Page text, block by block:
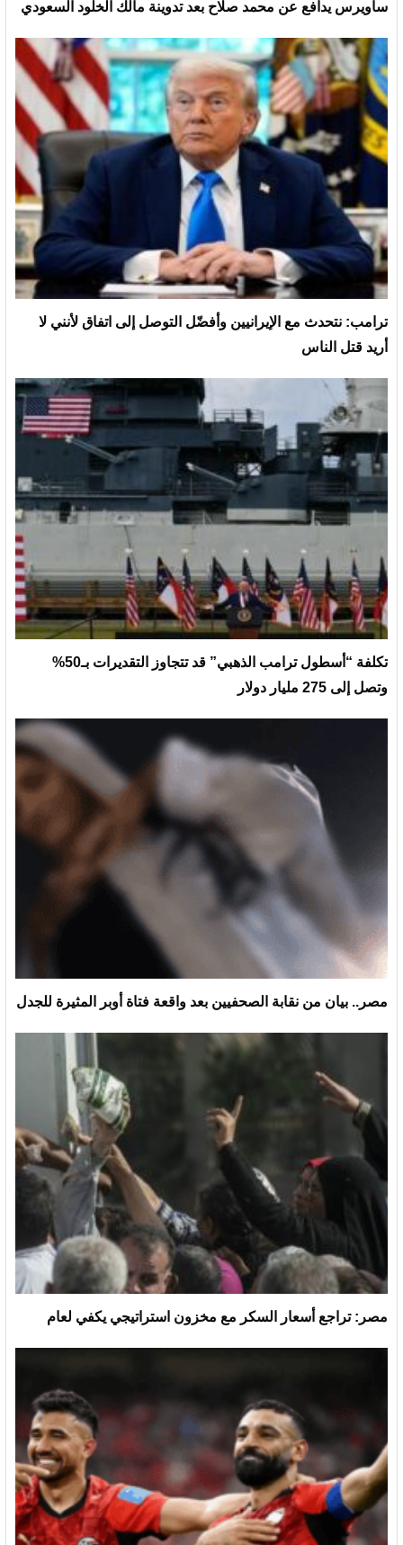
ساويرس يدافع عن محمد صلاح بعد تدوينة مالك الخلود السعودي
ترامب: نتحدث مع الإيرانيين وأفضّل التوصل إلى اتفاق لأنني لا
أريد قتل الناس
تكلفة “أسطول ترامب الذهبي” قد تتجاوز التقديرات بـ50%
وتصل إلى 275 مليار دولار
مصر.. بيان من نقابة الصحفيين بعد واقعة فتاة أوبر المثيرة للجدل
مصر: تراجع أسعار السكر مع مخزون استراتيجي يكفي لعام